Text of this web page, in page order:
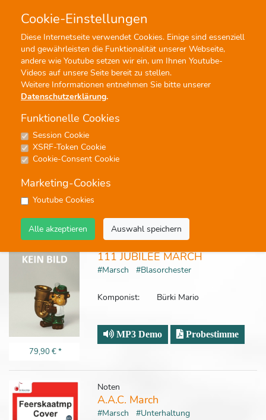
Cookie-Einstellungen
Diese Internetseite verwendet Cookies. Einige sind essenziell
und gewährleisten die Funktionalität unserer Webseite,
andere wie Youtube setzen wir ein, um Ihnen Youtube-
Videos auf unsere Seite bereit zu stellen.
Weitere Informationen entnehmen Sie bitte unserer
Datenschutzerklärung.
Funktionelle Cookies
Session Cookie
XSRF-Token Cookie
Cookie-Consent Cookie
Marketing-Cookies
Youtube Cookies
Alle akzeptieren Auswahl speichern
Menü Profisuche
Marsch
530 Ergebnisse - Seite 1 von 27 - Treffer 1 von 20
keine
79,90 €*
Noten
111 JUBILEE MARCH
#Marsch #Blasorchester
Komponist: Bürki Mario
MP3 Demo Probestimme
Noten
A.A.C. March
#Marsch
#Unterhaltung